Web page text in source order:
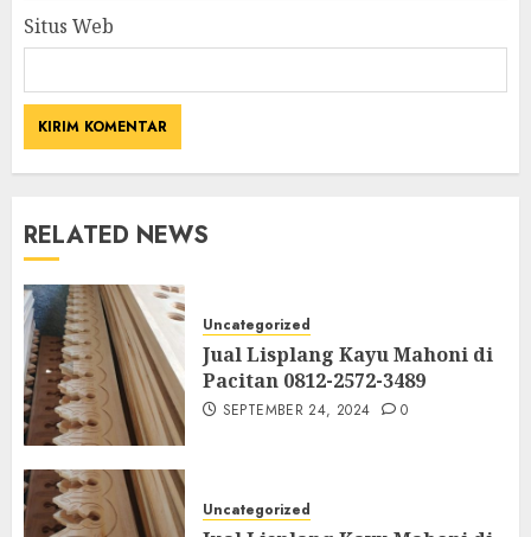
Situs Web
RELATED NEWS
Uncategorized
Jual Lisplang Kayu Mahoni di
Pacitan 0812-2572-3489
SEPTEMBER 24, 2024 0
Uncategorized